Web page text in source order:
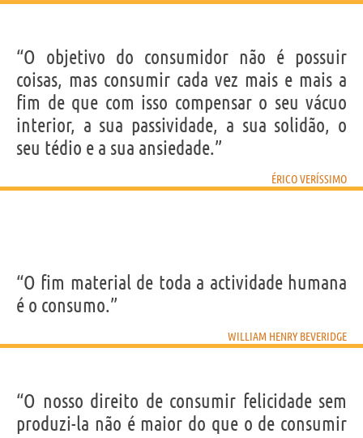
“O objetivo do consumidor não é possuir
coisas, mas consumir cada vez mais e mais a
fim de que com isso compensar o seu vácuo
interior, a sua passividade, a sua solidão, o
seu tédio e a sua ansiedade.”
ÉRICO VERÍSSIMO
“O fim material de toda a actividade humana
é o consumo.”
WILLIAM HENRY BEVERIDGE
“O nosso direito de consumir felicidade sem
produzi-la não é maior do que o de consumir